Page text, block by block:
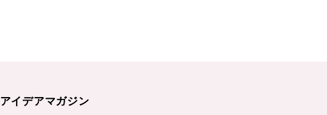
アイデアマガジン